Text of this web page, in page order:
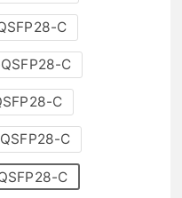
C
C
C
C
C